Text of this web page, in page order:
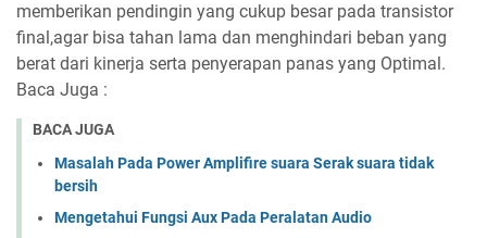
memberikan pendingin yang cukup besar pada transistor
final,agar bisa tahan lama dan menghindari beban yang
berat dari kinerja serta penyerapan panas yang Optimal.
Baca Juga :
BACA JUGA
Masalah Pada Power Amplifire suara Serak suara tidak
bersih
Mengetahui Fungsi Aux Pada Peralatan Audio